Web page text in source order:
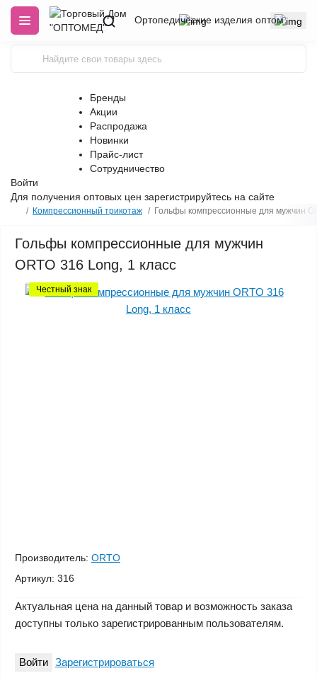
Ортопедические изделия оптом
Бренды
Акции
Распродажа
Новинки
Прайс-лист
Сотрудничество
Войти
Для получения оптовых цен зарегистрируйтесь на сайте
Компрессионный трикотаж Гольфы компрессионные для мужчин
Гольфы компрессионные для мужчин
ORTO 316 Long, 1 класс
Честный знак
Производитель: ORTO
Артикул: 316
Актуальная цена на данный товар и возможность заказа
доступны только зарегистрированным пользователям.
Войти Зарегистрироваться